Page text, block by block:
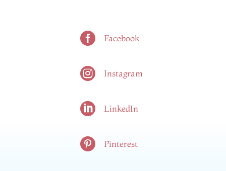
 Facebook
 Instagram
 LinkedIn
 Pinterest